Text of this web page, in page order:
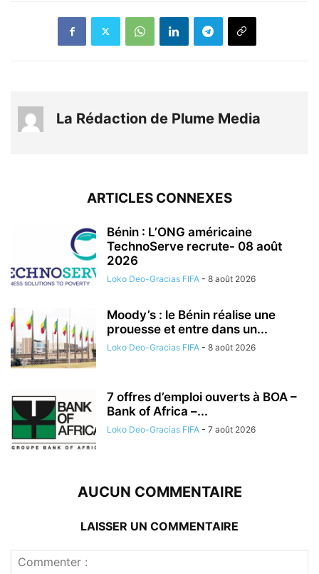
La Rédaction de Plume Media
ARTICLES CONNEXES
Bénin : L’ONG américaine
TechnoServe recrute- 08 août
2026
Loko Deo-Gracias FIFA - 8 août 2026
Moody’s : le Bénin réalise une
prouesse et entre dans un...
Loko Deo-Gracias FIFA - 8 août 2026
7 offres d’emploi ouverts à BOA –
Bank of Africa –...
Loko Deo-Gracias FIFA - 7 août 2026
AUCUN COMMENTAIRE
LAISSER UN COMMENTAIRE